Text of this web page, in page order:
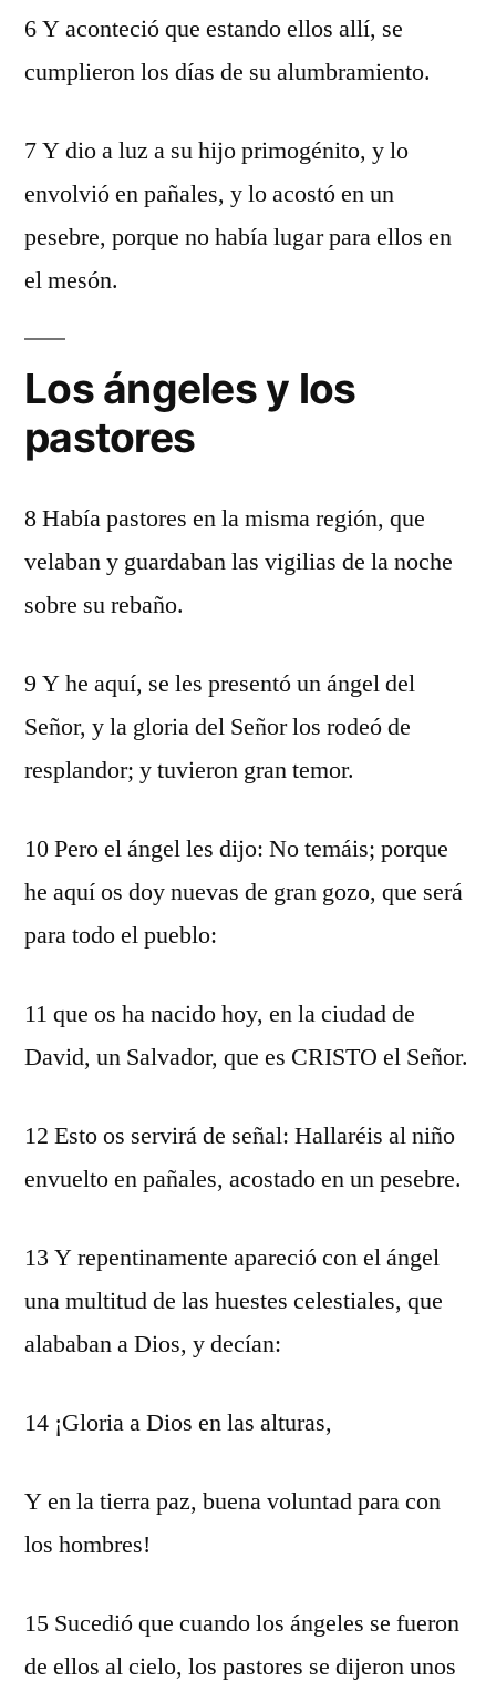
6 Y aconteció que estando ellos allí, se
cumplieron los días de su alumbramiento.
7 Y dio a luz a su hijo primogénito, y lo
envolvió en pañales, y lo acostó en un
pesebre, porque no había lugar para ellos en
el mesón.
Los ángeles y los
pastores
8 Había pastores en la misma región, que
velaban y guardaban las vigilias de la noche
sobre su rebaño.
9 Y he aquí, se les presentó un ángel del
Señor, y la gloria del Señor los rodeó de
resplandor; y tuvieron gran temor.
10 Pero el ángel les dijo: No temáis; porque
he aquí os doy nuevas de gran gozo, que será
para todo el pueblo:
11 que os ha nacido hoy, en la ciudad de
David, un Salvador, que es CRISTO el Señor.
12 Esto os servirá de señal: Hallaréis al niño
envuelto en pañales, acostado en un pesebre.
13 Y repentinamente apareció con el ángel
una multitud de las huestes celestiales, que
alababan a Dios, y decían:
14 ¡Gloria a Dios en las alturas,
Y en la tierra paz, buena voluntad para con
los hombres!
15 Sucedió que cuando los ángeles se fueron
de ellos al cielo, los pastores se dijeron unos